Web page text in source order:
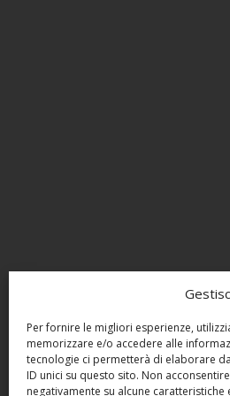
Per fornire le migliori esperienze,
memorizzare e/o accedere alle
tecnologie ci permetterà di elaborare
ID unici su questo sito. Non
negativamente su alcune caratteristiche